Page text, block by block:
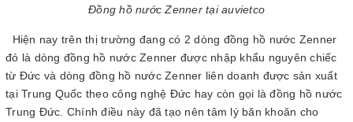
Đồng hồ nước Zenner tại auvietco
Hiện nay trên thị trường đang có 2 dòng đồng hồ nước Zenner
đó là dòng đồng hồ nước Zenner được nhập khẩu nguyên chiếc
từ Đức và dòng đồng hồ nước Zenner liên doanh được sản xuất
tại Trung Quốc theo công nghệ Đức hay còn gọi là đồng hồ nước
Trung Đức. Chính điều này đã tạo nên tâm lý băn khoăn cho